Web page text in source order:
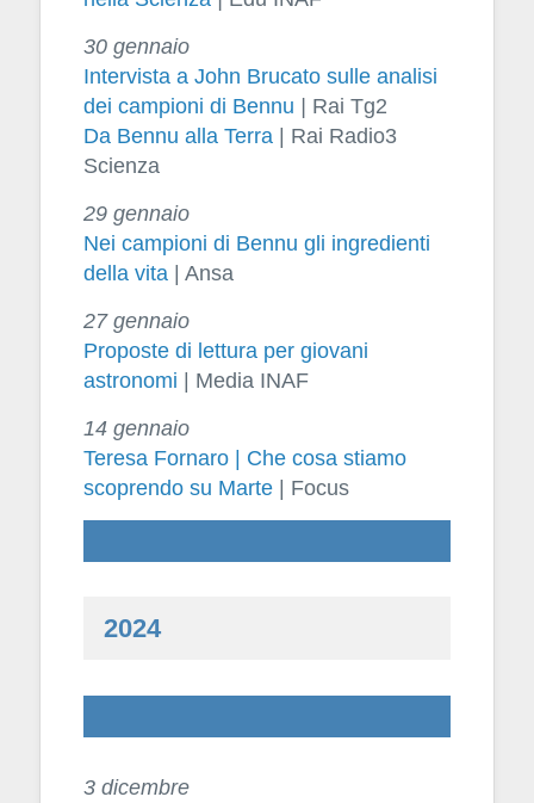
30 gennaio
Intervista a John Brucato sulle analisi
dei campioni di Bennu | Rai Tg2
Da Bennu alla Terra | Rai Radio3
Scienza
29 gennaio
Nei campioni di Bennu gli ingredienti
della vita | Ansa
27 gennaio
Proposte di lettura per giovani
astronomi | Media INAF
14 gennaio
Teresa Fornaro | Che cosa stiamo
scoprendo su Marte| Focus
2024
3 dicembre